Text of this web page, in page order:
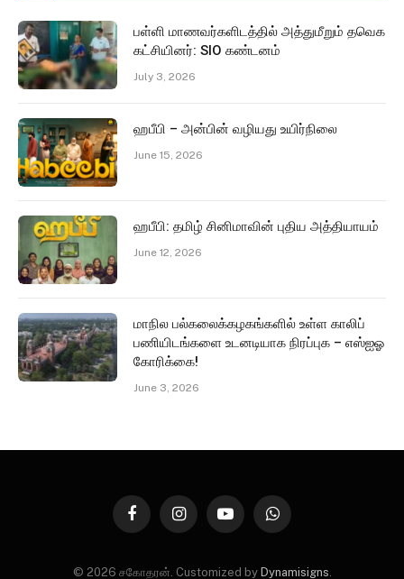
பள்ளி மாணவர்களிடத்தில் அத்துமீறும் தவெக
கட்சியினர்: SIO கண்டனம்
July 3, 2026
ஹபீபி – அன்பின் வழியது உயிர்நிலை
June 15, 2026
ஹபீபி: தமிழ் சினிமாவின் புதிய அத்தியாயம்
June 12, 2026
மாநில பல்கலைக்கழகங்களில் உள்ள காலிப்
பணியிடங்களை உடனடியாக நிரப்புக – எஸ்ஐஓ
கோரிக்கை!
June 3, 2026
FacebookInstagramYouTubeWhatsApp
© 2026 சகோதரன். Customized by Dynamisigns.